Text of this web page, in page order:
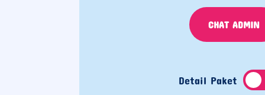
CHAT ADMIN
Detail Paket